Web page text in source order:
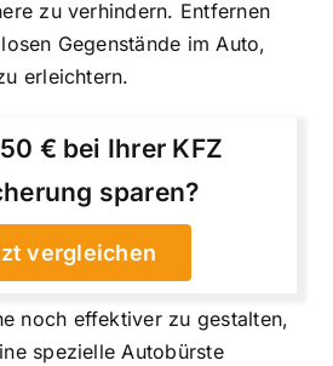
zu verhindern. Entfernen
Gegenstände im Auto,
erleichtern.
€ bei Ihrer KFZ
sparen?
vergleichen
noch effektiver zu gestalten,
spezielle Autobürste